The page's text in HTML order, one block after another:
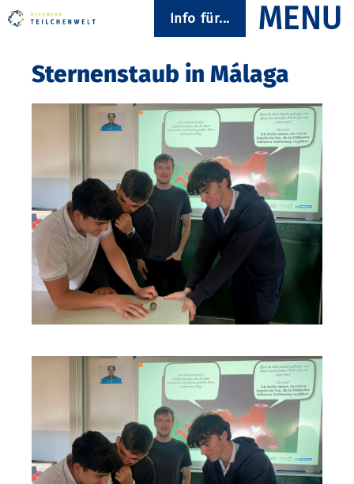
Info für...
Sternenstaub in Málaga